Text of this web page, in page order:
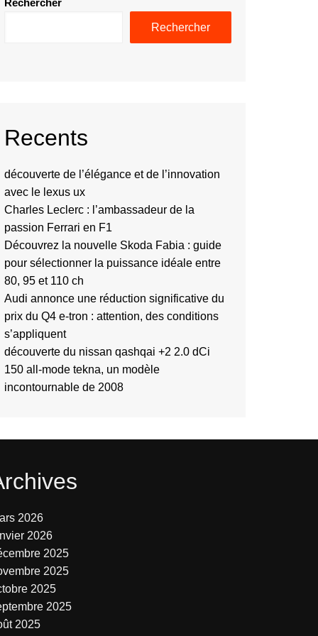
Rechercher
Rechercher
Recents
découverte de l’élégance et de l’innovation
avec le lexus ux
Charles Leclerc : l’ambassadeur de la
passion Ferrari en F1
Découvrez la nouvelle Skoda Fabia : guide
pour sélectionner la puissance idéale entre
80, 95 et 110 ch
Audi annonce une réduction significative du
prix du Q4 e-tron : attention, des conditions
s’appliquent
découverte du nissan qashqai +2 2.0 dCi
150 all-mode tekna, un modèle
incontournable de 2008
2026
2026
2025
2025
2025
2025
2025